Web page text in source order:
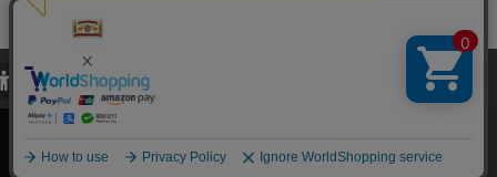
お問い合わせ
Copyright©2000-2026
Nakagawa Masashichi Shoten All Rights Reserved.
当サイトでは、当サイト内における閲覧履歴・属性情報などの取得およ
び利便性向上のためにクッキー（Cookie）を使用いたします。詳細に
関しては「プライバシーポリシー
承諾する